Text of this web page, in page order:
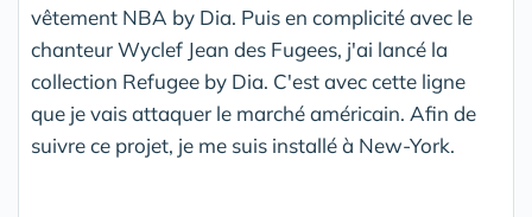
vêtement NBA by Dia. Puis en complicité avec le
chanteur Wyclef Jean des Fugees, j'ai lancé la
collection Refugee by Dia. C'est avec cette ligne
que je vais attaquer le marché américain. Afin de
suivre ce projet, je me suis installé à New-York.